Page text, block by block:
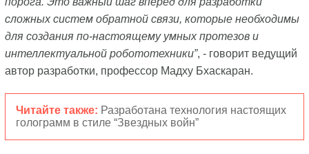
сложных систем обратной связи, которые необходимы
для создания по-настоящему умных протезов и
интеллектуальной робототехники”, - говорит ведущий
автор разработки, профессор Мадху Бхаскаран.
Читайте также: Разработана технология настоящих
голограмм в стиле “Звездных войн”